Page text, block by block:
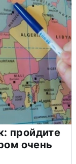
пройдите
очень